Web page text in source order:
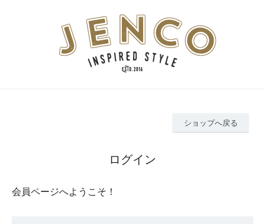
ショップへ戻る
ログイン
会員ページへようこそ！